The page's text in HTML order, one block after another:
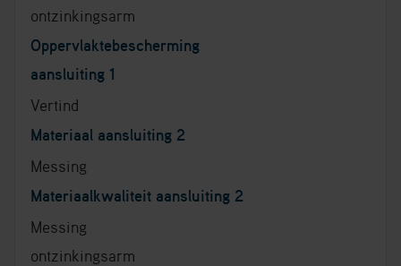
ontzinkingsarm
Oppervlaktebescherming
aansluiting 1
Vertind
Materiaal aansluiting 2
Messing
Materiaalkwaliteit aansluiting 2
Messing
ontzinkingsarm